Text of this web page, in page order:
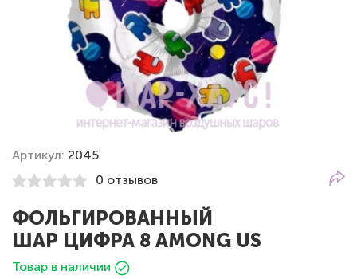
Артикул: 2045
0 отзывов
ФОЛЬГИРОВАННЫЙ
ШАР ЦИФРА 8 AMONG US
Товар в наличии